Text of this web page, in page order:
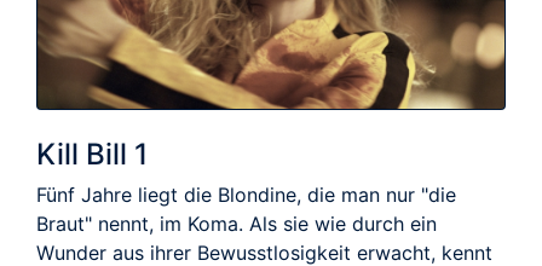
Kill Bill 1
Fünf Jahre liegt die Blondine, die man nur "die
Braut" nennt, im Koma. Als sie wie durch ein
Wunder aus ihrer Bewusstlosigkeit erwacht, kennt